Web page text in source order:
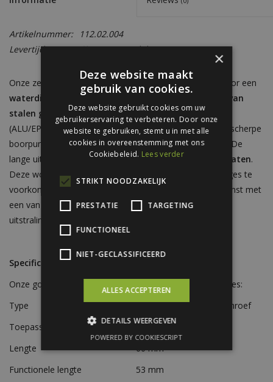
Artikelnummer:
112.02.004
Levertijd:
Circa 5 - 7 werkdagen
Onze zelfborende golfplaatschroeven zijn ontworpen voor een
waterdichte, duurzame en esthetische bevestiging van
stalen golfplaten. Dankzij de geïntegreerde afdichtring
(ALU/EPDM) voorkomt u lekkage en corrosie, terwijl de scherpe
boorpunt zorgt voor snelle montage zonder voorboren. De
lange uitvoering (4,8x60 mm) wordt gebruikt voor
dakplaten.
Deze wordt
op de golf
geschroefd om eventuele lekkages te
voorkomen. Verkrijgbaar in verzinkt staal en indien gewenst met
een van onze standaard RAL-kleuren voor een uniforme
uitstraling.
Specificaties
Onze golfplaatschroeven hebben de volgende specificaties:
Type
Zelfborende golfplaatschroef
Toepassing
Dakbeplating
Lengte
60 mm
Functionele lengte
53 mm
×
Deze website maakt
gebruik van cookies.
Deze website gebruikt cookies om uw
gebruikerservaring te verbeteren. Door onze
website te gebruiken, stemt u in met alle
cookies in overeenstemming met ons
Cookiebeleid. Lees verder
STRIKT NOODZAKELIJK
PRESTATIE TARGETING
FUNCTIONEEL
NIET-GECLASSIFICEERD
ALLES ACCEPTEREN
DETAILS WEERGEVEN
POWERED BY COOKIESCRIPT